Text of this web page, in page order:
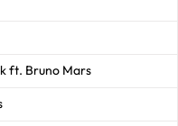
ft. Bruno Mars